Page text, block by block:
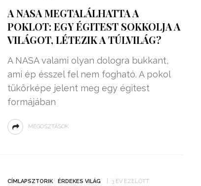
A NASA MEGTALÁLHATTA A
POKLOT: EGY ÉGITEST SOKKOLJA A
VILÁGOT, LÉTEZIK A TÚLVILÁG?
A NASA valami olyan dologra bukkant,
ami ép ésszel fel nem fogható. A pokol
tükörképe jelent meg egy égitest
formájában
MEGOSZTÁSOK
CÍMLAPSZTORIK ÉRDEKES VILÁG 3 ÉV EZELŐTT